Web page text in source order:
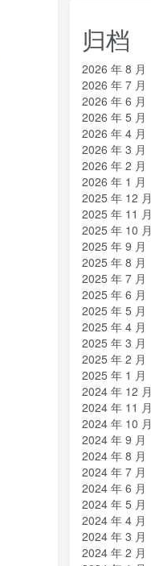
归档
2026 年 8 月
2026 年 7 月
2026 年 6 月
2026 年 5 月
2026 年 4 月
2026 年 3 月
2026 年 2 月
2026 年 1 月
2025 年 12 月
2025 年 11 月
2025 年 10 月
2025 年 9 月
2025 年 8 月
2025 年 7 月
2025 年 6 月
2025 年 5 月
2025 年 4 月
2025 年 3 月
2025 年 2 月
2025 年 1 月
2024 年 12 月
2024 年 11 月
2024 年 10 月
2024 年 9 月
2024 年 8 月
2024 年 7 月
2024 年 6 月
2024 年 5 月
2024 年 4 月
2024 年 3 月
2024 年 2 月